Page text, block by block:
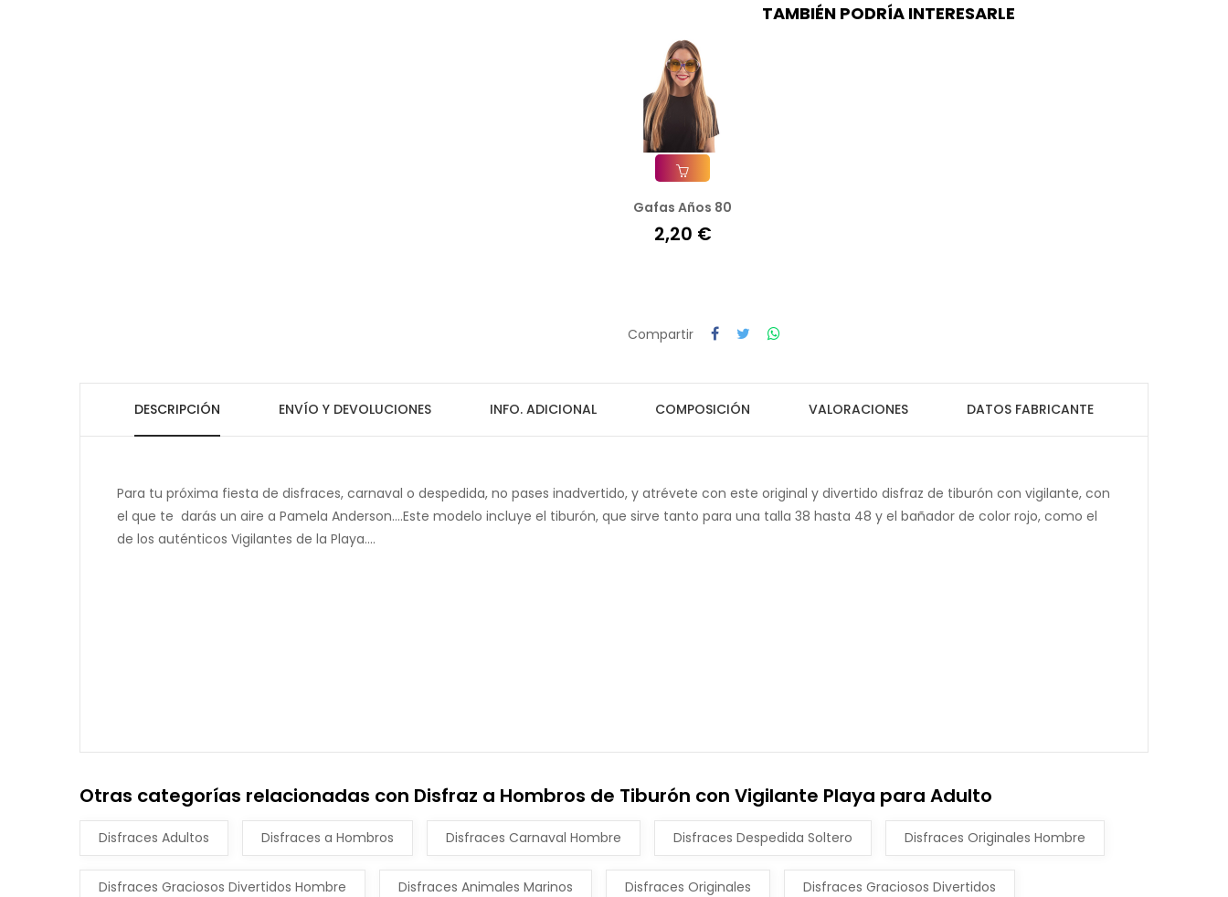
TAMBIÉN PODRÍA INTERESARLE
Añadir A La Cesta
Gafas Años 80
2,20 €
Compartir
DESCRIPCIÓN ENVÍO Y DEVOLUCIONES INFO. ADICIONAL COMPOSICIÓN VALORACIONES DATOS FABRICANTE
Para tu próxima fiesta de disfraces, carnaval o despedida, no pases inadvertido, y atrévete con este original y divertido disfraz de tiburón con vigilante, con
el que te darás un aire a Pamela Anderson....Este modelo incluye el tiburón, que sirve tanto para una talla 38 hasta 48 y el bañador de color rojo, como el
de los auténticos Vigilantes de la Playa....
Otras categorías relacionadas con Disfraz a Hombros de Tiburón con Vigilante Playa para Adulto
Disfraces Adultos Disfraces a Hombros Disfraces Carnaval Hombre Disfraces Despedida Soltero Disfraces Originales Hombre
Disfraces Graciosos Divertidos Hombre Disfraces Animales Marinos Disfraces Originales Disfraces Graciosos Divertidos